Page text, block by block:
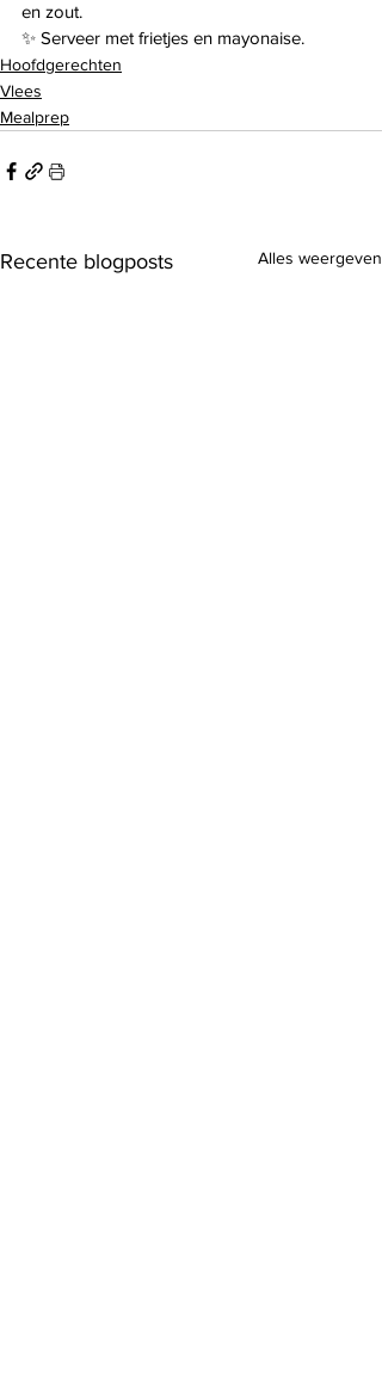
en zout.
✨️ Serveer met frietjes en mayonaise.
Hoofdgerechten
Vlees
Mealprep
Recente blogposts Alles weergeven